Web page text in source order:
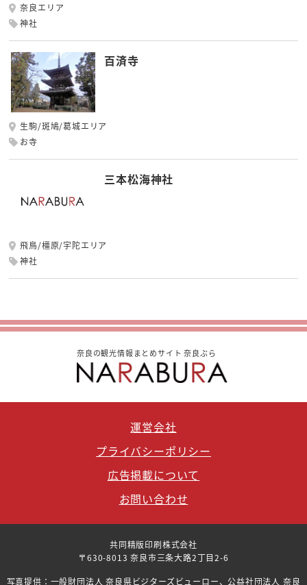
奈良エリア
神社
百済寺
生駒/斑鳩/葛城エリア
お寺
三本松海神社
飛鳥/橿原/宇陀エリア
神社
奈良の観光情報まとめサイト 奈良ぶら
運営会社
プライバシーポリシー
広告掲載について
お問い合わせ
共同精版印刷株式会社
〒630-8013 奈良市三条大路2丁目2-6
写真提供：一般財団法人 奈良県ビジターズビューロー、公益社団法人 奈良